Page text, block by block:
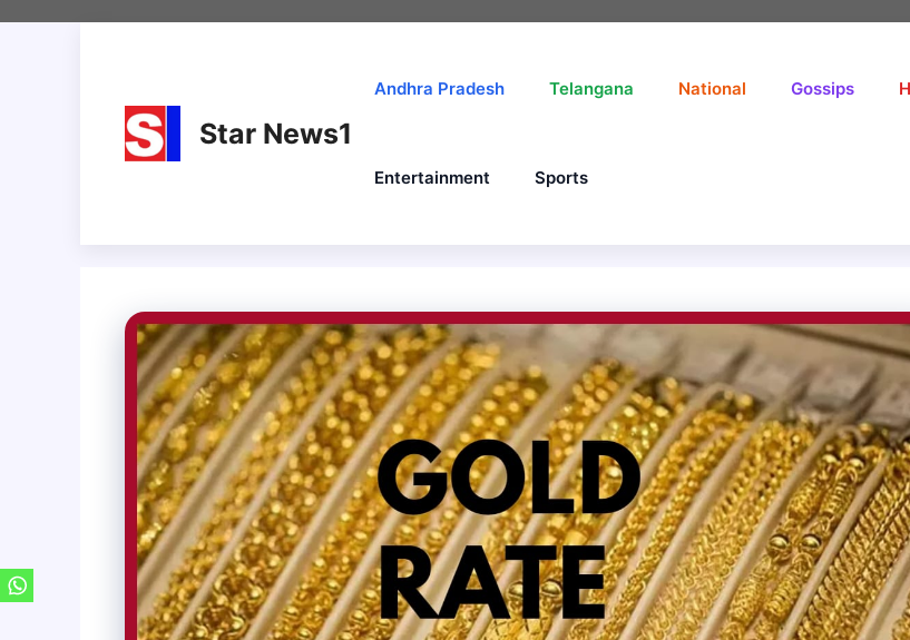
Star News1
Andhra Pradesh Telangana National Gossips
Entertainment Sports